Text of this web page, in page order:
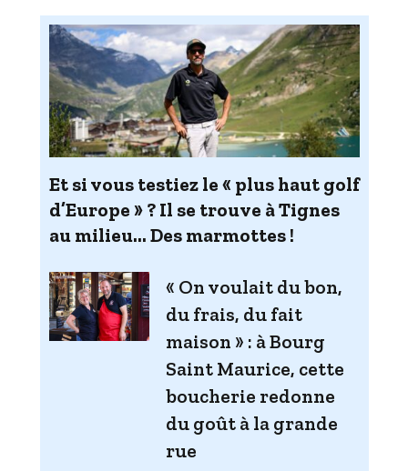
Et si vous testiez le « plus haut golf
d’Europe » ? Il se trouve à Tignes
au milieu… Des marmottes !
« On voulait du bon,
du frais, du fait
maison » : à Bourg
Saint Maurice, cette
boucherie redonne
du goût à la grande
rue